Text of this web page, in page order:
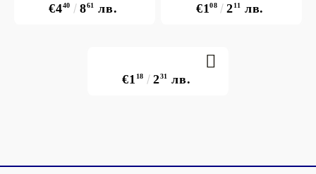
€440 861 лв. €108 211 лв.
€1 18 231 лв.